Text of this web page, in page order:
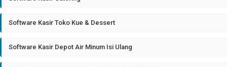
Software Kasir Toko Kue & Dessert
Software Kasir Depot Air Minum Isi Ulang